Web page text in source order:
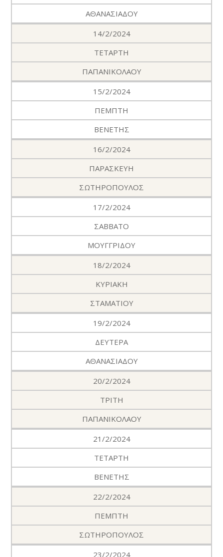
ΑΘΑΝΑΣΙΑΔΟΥ
14/2/2024
ΤΕΤΑΡΤΗ
ΠΑΠΑΝΙΚΟΛΑΟΥ
15/2/2024
ΠΕΜΠΤΗ
ΒΕΝΕΤΗΣ
16/2/2024
ΠΑΡΑΣΚΕΥΗ
ΣΩΤΗΡΟΠΟΥΛΟΣ
17/2/2024
ΣΑΒΒΑΤΟ
ΜΟΥΓΓΡΙΔΟΥ
18/2/2024
ΚΥΡΙΑΚΗ
ΣΤΑΜΑΤΙΟΥ
19/2/2024
ΔΕΥΤΕΡΑ
ΑΘΑΝΑΣΙΑΔΟΥ
20/2/2024
ΤΡΙΤΗ
ΠΑΠΑΝΙΚΟΛΑΟΥ
21/2/2024
ΤΕΤΑΡΤΗ
ΒΕΝΕΤΗΣ
22/2/2024
ΠΕΜΠΤΗ
ΣΩΤΗΡΟΠΟΥΛΟΣ
23/2/2024